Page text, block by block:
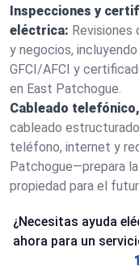
Inspecciones y
eléctrica: Revisiones
y negocios,
GFCI/AFCI y
en East Patchogue.
Cableado
cableado
teléfono, internet y
Patchogue—prepara
propiedad para el
¿Necesitas ayuda
ahora para un